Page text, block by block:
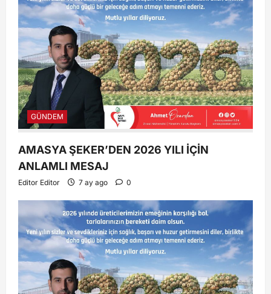
GÜNDEM
AMASYA ŞEKER’DEN 2026 YILI İÇİN
ANLAMLI MESAJ
Editor Editor 7 ay ago 0